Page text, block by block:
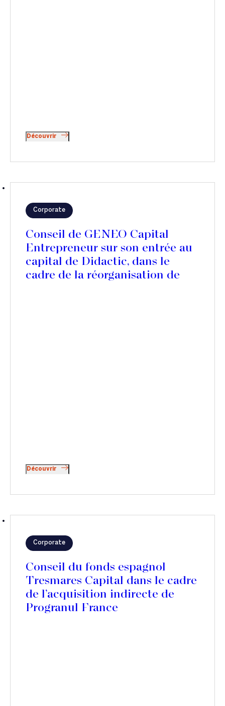
Découvrir
Corporate
Conseil de GENEO Capital
Entrepreneur sur son entrée au
capital de Didactic, dans le
cadre de la réorganisation de
Découvrir
Corporate
Conseil du fonds espagnol
Tresmares Capital dans le cadre
de l’acquisition indirecte de
Progranul France